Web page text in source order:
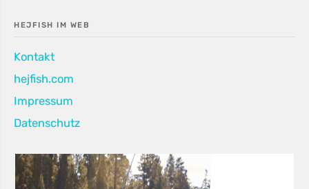
HEJFISH IM WEB
Kontakt
hejfish.com
Impressum
Datenschutz